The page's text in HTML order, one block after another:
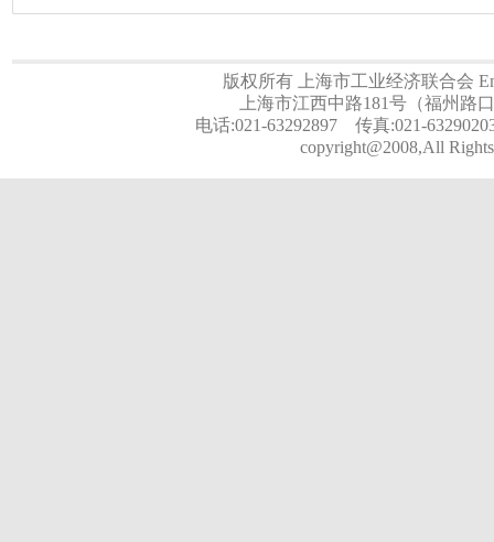
版权所有 上海市工业经济联合会
上海市江西中路181号（福州路
电话:021-63292897 传真:021-
copyright@2008,All